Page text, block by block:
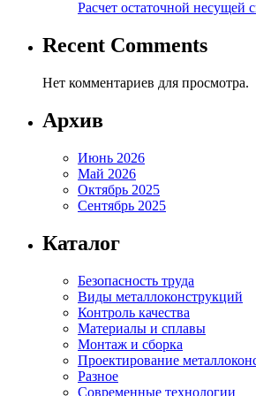
Расчет остаточной несущей
Recent Comments
Нет комментариев для просмотра.
Архив
Июнь 2026
Май 2026
Октябрь 2025
Сентябрь 2025
Каталог
Безопасность труда
Виды металлоконструкций
Контроль качества
Материалы и сплавы
Монтаж и сборка
Проектирование
Разное
Современные технологии